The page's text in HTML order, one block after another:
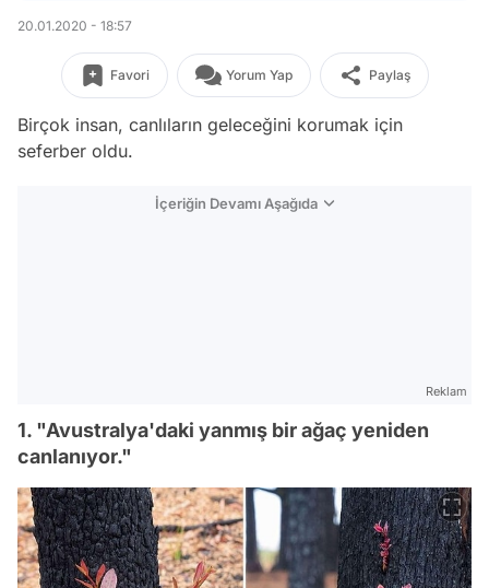
20.01.2020 - 18:57
Favori Yorum Yap Paylaş
Birçok insan, canlıların geleceğini korumak için
seferber oldu.
İçeriğin Devamı Aşağıda
Reklam
1. "Avustralya'daki yanmış bir ağaç yeniden
canlanıyor."